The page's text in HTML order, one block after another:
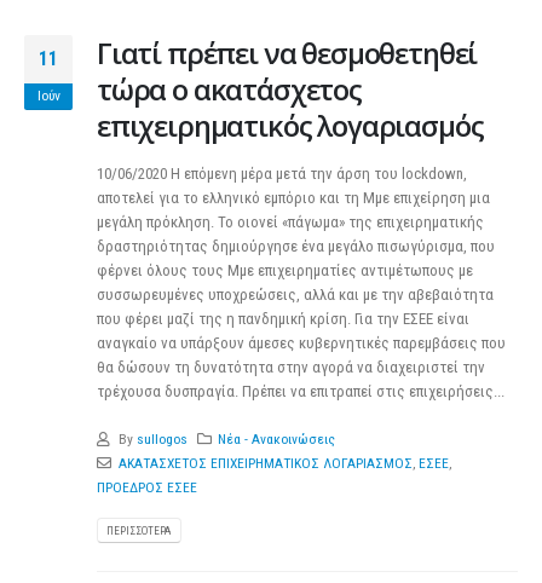
11
Ιούν
Γιατί πρέπει να θεσμοθετηθεί
τώρα ο ακατάσχετος
επιχειρηματικός λογαριασμός
10/06/2020 Η επόμενη μέρα μετά την άρση του lockdown,
αποτελεί για το ελληνικό εμπόριο και τη Μμε επιχείρηση μια
μεγάλη πρόκληση. Το οιονεί «πάγωμα» της επιχειρηματικής
δραστηριότητας δημιούργησε ένα μεγάλο πισωγύρισμα, που
φέρνει όλους τους Μμε επιχειρηματίες αντιμέτωπους με
συσσωρευμένες υποχρεώσεις, αλλά και με την αβεβαιότητα
που φέρει μαζί της η πανδημική κρίση. Για την ΕΣΕΕ είναι
αναγκαίο να υπάρξουν άμεσες κυβερνητικές παρεμβάσεις που
θα δώσουν τη δυνατότητα στην αγορά να διαχειριστεί την
τρέχουσα δυσπραγία. Πρέπει να επιτραπεί στις επιχειρήσεις...
By sullogos
Νέα - Ανακοινώσεις
ΑΚΑΤΑΣΧΕΤΟΣ ΕΠΙΧΕΙΡΗΜΑΤΙΚΟΣ ΛΟΓΑΡΙΑΣΜΟΣ ΕΣΕΕ,
ΠΡΟΕΔΡΟΣ ΕΣΕΕ
ΠΕΡΙΣΣΌΤΕΡΑ